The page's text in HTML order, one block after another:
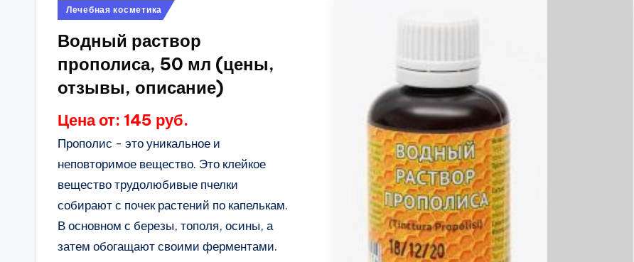
Опубликовано
Лечебная косметика
Водный раствор
прополиса, 50 мл (цены,
отзывы, описание)
Цена от: 145 руб.
Прополис - это уникальное и
неповторимое вещество. Это клейкое
вещество трудолюбивые пчелки
собирают с почек растений по капелькам.
В основном с березы, тополя, осины, а
затем обогащают своими ферментами.